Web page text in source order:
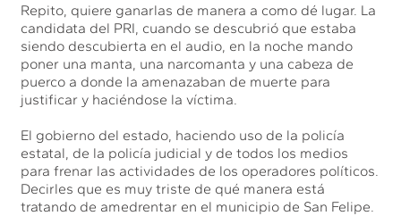
Repito, quiere ganarlas de manera a como dé lugar. La
candidata del PRI, cuando se descubrió que estaba
siendo descubierta en el audio, en la noche mando
poner una manta, una narcomanta y una cabeza de
puerco a donde la amenazaban de muerte para
justificar y haciéndose la víctima.
El gobierno del estado, haciendo uso de la policía
estatal, de la policía judicial y de todos los medios
para frenar las actividades de los operadores políticos.
Decirles que es muy triste de qué manera está
tratando de amedrentar en el municipio de San Felipe.